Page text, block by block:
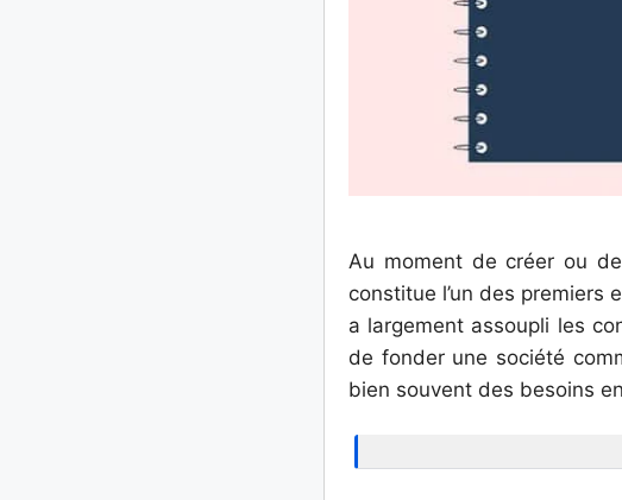
Au moment de créer ou
constitue l’un des premiers
a largement assoupli les
de fonder une société
bien souvent des besoins